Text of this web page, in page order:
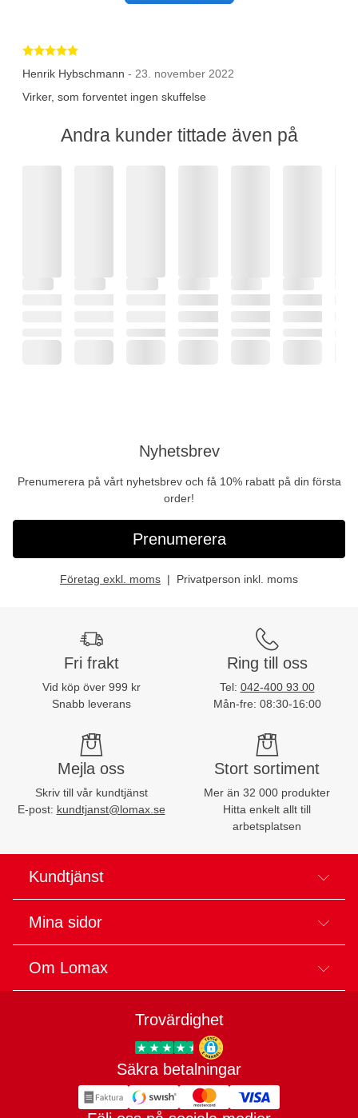
Betygsatt 5 av 5 stjärnor
Henrik Hybschmann - 23. november 2022
Virker, som forventet ingen skuffelse
Andra kunder tittade även på
Nyhetsbrev
Prenumerera på vårt nyhetsbrev och få 10% rabatt på din första
order!
Prenumerera
Företag exkl. moms Privatperson inkl. moms
Fri frakt
Vid köp över 999 kr
Snabb leverans
Ring till oss
Tel: 042-400 93 00
Mån-fre: 08:30-16:00
Mejla oss
Skriv till vår kundtjänst
E-post: kundtjanst@lomax.se
Stort sortiment
Mer än 32 000 produkter
Hitta enkelt allt till
arbetsplatsen
Kundtjänst
Mina sidor
Om Lomax
Trovärdighet
Trygg E-handel
Säkra betalningar